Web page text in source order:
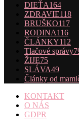
DIEŤA164
ZDRAVIE118
BRUŠKO117
RODINA116
ČLÁNKY112
Tlačové správy
ŽIJE75
SLÁVA49
Články od
KONTAKT
O NÁS
GDPR